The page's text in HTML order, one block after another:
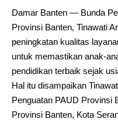
Damar Banten — Bunda
Provinsi Banten, Tinawati
peningkatan kualitas
untuk memastikan anak-
pendidikan terbaik sejak
Hal itu disampaikan
Penguatan PAUD Provinsi
Provinsi Banten, Kota